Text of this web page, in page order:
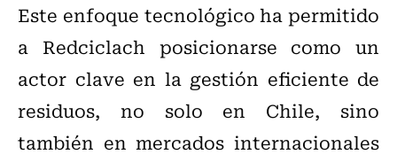
Este enfoque tecnológico ha permitido
a Redciclach posicionarse como un
actor clave en la gestión eficiente de
residuos, no solo en Chile, sino
también en mercados internacionales